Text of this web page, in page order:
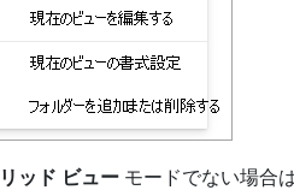
ッド ビュー モードでない場合